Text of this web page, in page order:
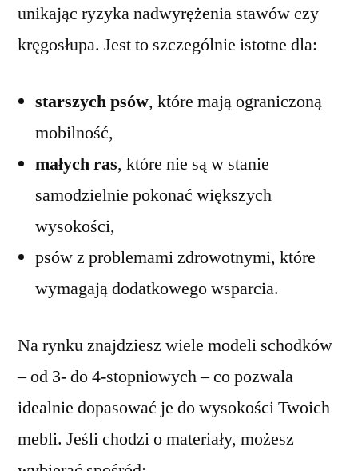
unikając ryzyka nadwyrężenia stawów czy
kręgosłupa. Jest to szczególnie istotne dla:
starszych psów, które mają ograniczoną
mobilność,
małych ras, które nie są w stanie
samodzielnie pokonać większych
wysokości,
psów z problemami zdrowotnymi, które
wymagają dodatkowego wsparcia.
Na rynku znajdziesz wiele modeli schodków
– od 3- do 4-stopniowych – co pozwala
idealnie dopasować je do wysokości Twoich
mebli. Jeśli chodzi o materiały, możesz